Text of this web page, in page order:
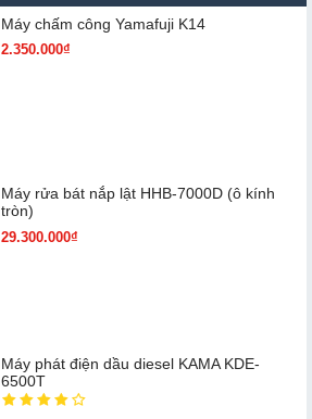
Máy chấm cô​ng Yamafuji K14
2.350.000₫
Máy rửa bát nắp lật HHB-7000D (ô kính
tròn)
29.300.000₫
Máy phát điện dầu diesel KAMA KDE-
6500T